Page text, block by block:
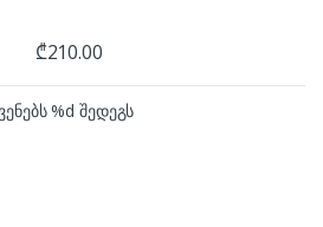
₾210.00
%d შედეგს